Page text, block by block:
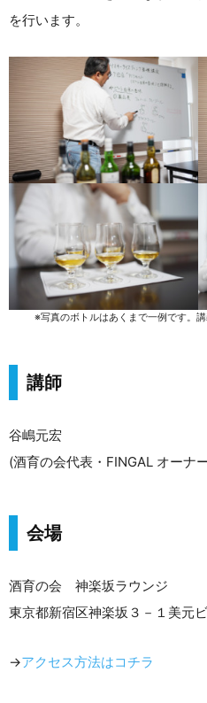
を行います。
※写真のボトルはあくまで一例です。
講師
谷嶋元宏
(酒育の会代表・FINGAL オーナ
会場
酒育の会 神楽坂ラウンジ
東京都新宿区神楽坂３－１美元
→アクセス方法はコチラ